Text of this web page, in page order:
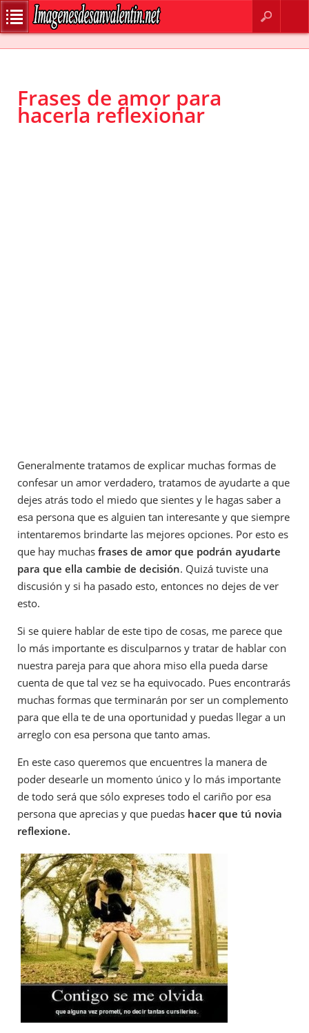
CONTACTO
BUSCAR
Frases de amor para
hacerla reflexionar
Generalmente tratamos de explicar muchas formas de
confesar un amor verdadero, tratamos de ayudarte a que
dejes atrás todo el miedo que sientes y le hagas saber a
esa persona que es alguien tan interesante y que siempre
intentaremos brindarte las mejores opciones. Por esto es
que hay muchas frases de amor que podrán ayudarte
para que ella cambie de decisión. Quizá tuviste una
discusión y si ha pasado esto, entonces no dejes de ver
esto.
Si se quiere hablar de este tipo de cosas, me parece que
lo más importante es disculparnos y tratar de hablar con
nuestra pareja para que ahora miso ella pueda darse
cuenta de que tal vez se ha equivocado. Pues encontrarás
muchas formas que terminarán por ser un complemento
para que ella te de una oportunidad y puedas llegar a un
arreglo con esa persona que tanto amas.
En este caso queremos que encuentres la manera de
poder desearle un momento único y lo más importante
de todo será que sólo expreses todo el cariño por esa
persona que aprecias y que puedas hacer que tú novia
reflexione.